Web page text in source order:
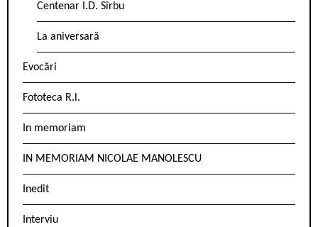
Centenar I.D. Sîrbu
La aniversară
Evocări
Fototeca R.l.
In memoriam
IN MEMORIAM NICOLAE MANOLESCU
Inedit
Interviu